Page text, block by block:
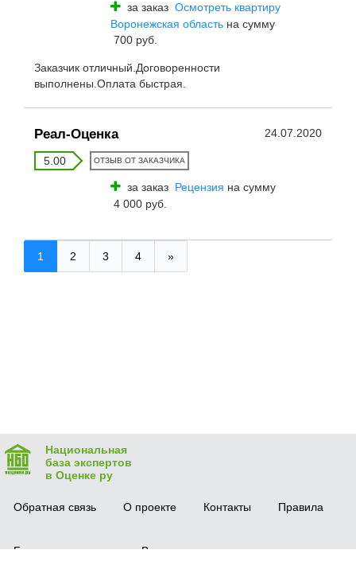
за заказ Осмотреть квартиру
Воронежская область на сумму
700 руб.
Заказчик отличный.Договоренности
выполнены.Оплата быстрая.
Реал-Оценка 24.07.2020
5.00 ОТЗЫВ ОТ ЗАКАЗЧИКА
за заказ Рецензия на сумму
4 000 руб.
1 2 3 4 »
Национальная
база экспертов
в Оценке ру
Обратная связь О проекте Контакты Правила
Безопасная сделка Вопрос-ответ